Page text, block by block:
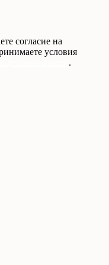
согласие на
условия
.